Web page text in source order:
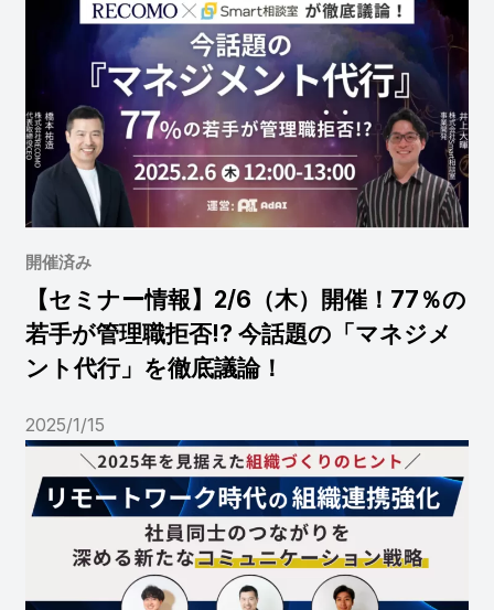
開催済み
【セミナー情報】2/6（木）開催！77％の
若手が管理職拒否!? 今話題の「マネジメ
ント代行」を徹底議論！
2025/1/15